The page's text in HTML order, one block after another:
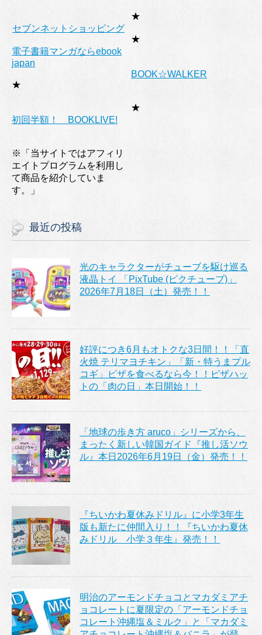
★
セブンネットショッピング
★
電子書籍マンガならebook
japan
★
BOOK☆WALKER
★
初回半額！ BOOKLIVE!
※「当サイトではアフィリ
エイトプログラムを利用し
て商品を紹介していま
す。」
最近の投稿
光のキャラクターがチューブを駆け巡る
液晶トイ 「PixTube (ピクチューブ)」
2026年7月18日（土）発売！！
好評につき6月もオトクな3日間！！「直
火焼 テリマヨチキン」「新・特うまプル
コギ」ピザを食べるなら今！！ピザハッ
トの「肉の日」本日開始！！
「地球の歩き方 aruco」シリーズから、
まったく新しい韓国ガイド『推し活ソウ
ル』本日2026年6月19日（金）発売！！
『ちいかわ夏休みドリル』に小学3年生
版も新たに仲間入り！！『ちいかわ夏休
みドリル 小学３年生』発売！！
明治のアーモンドチョコとマカダミアチ
ョコレートに夏限定の「アーモンドチョ
コレート沖縄塩＆ミルク」と「マカダミ